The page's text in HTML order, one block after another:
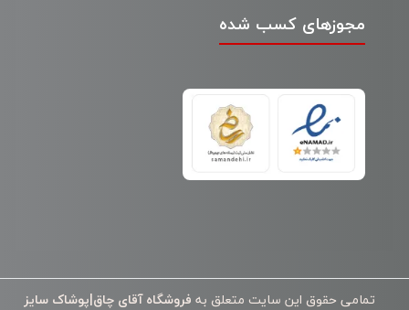
مجوزهای کسب شده
تمامی حقوق این سایت متعلق به فروشگاه آقای چاق|پوشاک سایز